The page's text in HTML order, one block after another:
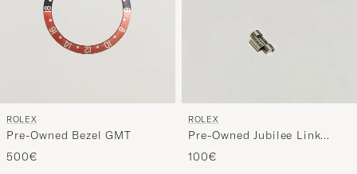
ROLEX
Pre-Owned Bezel GMT
500€
ROLEX
Pre-Owned Jubilee Link
20mm 4/5 ref
100€